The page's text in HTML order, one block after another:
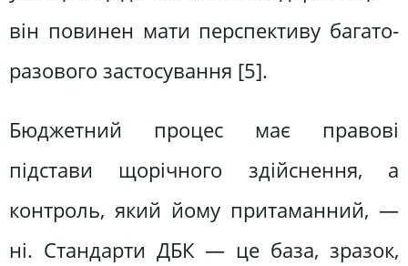
він повинен мати перспективу багато­
разового застосування [5].
Бюджетний процес має правові
підстави щорічного здійснення, а
контроль, який йому притаманний, —
ні. Стандарти ДБК — це база, зразок,